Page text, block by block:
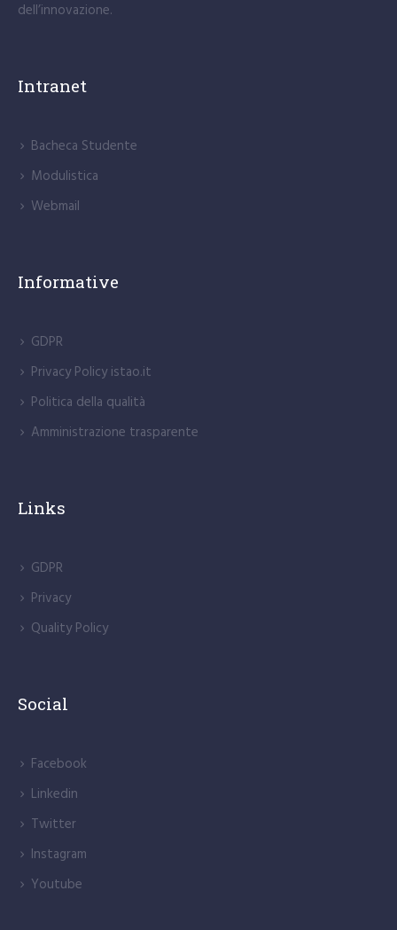
dell’innovazione.
Intranet
Bacheca Studente
Modulistica
Webmail
Informative
GDPR
Privacy Policy istao.it
Politica della qualità
Amministrazione trasparente
Links
GDPR
Privacy
Quality Policy
Social
Facebook
Linkedin
Twitter
Instagram
Youtube